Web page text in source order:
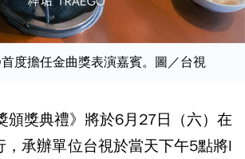
首度擔任金曲獎表演嘉賓。圖／台視
頒獎典禮》將於6月27日（六）在
，承辦單位台視於當天下午5點將l